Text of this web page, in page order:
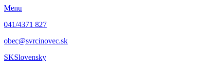
Menu
041/4371 827
obec@svrcinovec.sk
SKSlovensky